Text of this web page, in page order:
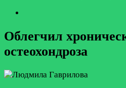
Облегчил
остеохондроза